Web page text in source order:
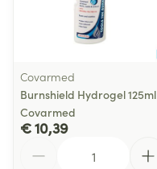
Covarmed
Burnshield Hydrogel 125ml
Covarmed
€ 10,39